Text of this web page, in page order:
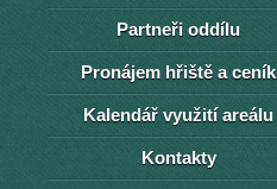
Partneři oddílu
Pronájem hřiště a ceník
Kalendář využití areálu
Kontakty